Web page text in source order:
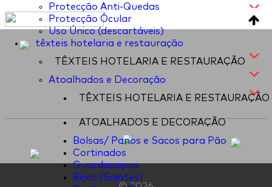
Protecção Anti-Quedas
Protecção Ócular
Uso Único (descartáveis)
têxteis hotelaria e restauração
TÊXTEIS HOTELARIA E RESTAURAÇÃO
Atoalhados e Decoração
TÊXTEIS HOTELARIA E RESTAURAÇÃO
ATOALHADOS E DECORAÇÃO
Bolsas/ Panos e Sacos para Pão
Cortinados
Guardanapos
Riços (Saiotes)